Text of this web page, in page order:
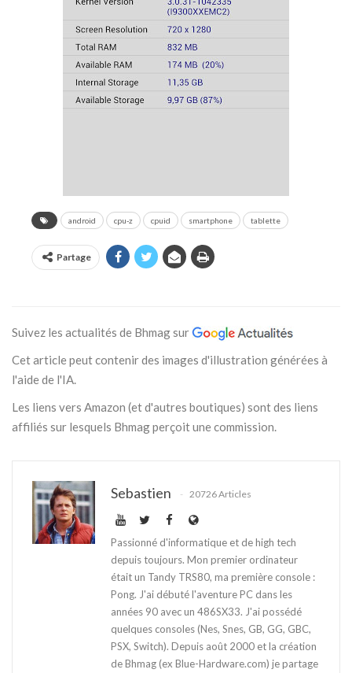
android cpu-z cpuid smartphone tablette
Partage
Suivez les actualités de Bhmag sur
Cet article peut contenir des images d'illustration générées à
l'aide de l'IA.
Les liens vers Amazon (et d'autres boutiques) sont des liens
affiliés sur lesquels Bhmag perçoit une commission.
Sebastien 20726 Articles
Passionné d'informatique et de high tech
depuis toujours. Mon premier ordinateur
était un Tandy TRS80, ma première console :
Pong. J'ai débuté l'aventure PC dans les
années 90 avec un 486SX33. J'ai possédé
quelques consoles (Nes, Snes, GB, GG, GBC,
PSX, Switch). Depuis août 2000 et la création
de Bhmag (ex Blue-Hardware.com) je partage